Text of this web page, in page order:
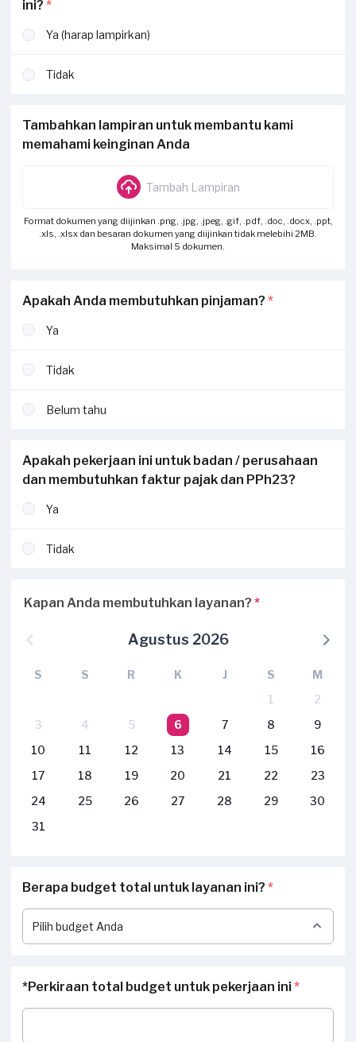
ini? *
Ya (harap lampirkan)
Tidak
Tambahkan lampiran untuk membantu kami
memahami keinginan Anda
Tambah Lampiran
Format dokumen yang diijinkan .png, .jpg, .jpeg, .gif, .pdf, .doc, .docx, .ppt,
.xls, .xlsx dan besaran dokumen yang diijinkan tidak melebihi 2MB.
Maksimal 5 dokumen.
Apakah Anda membutuhkan pinjaman? *
Ya
Tidak
Belum tahu
Apakah pekerjaan ini untuk badan / perusahaan
dan membutuhkan faktur pajak dan PPh23?
Ya
Tidak
Kapan Anda membutuhkan layanan? *
Agustus 2026
S S R K J S
M
1
2
3
4 5 6 7 8
9
10
11 12 13 14 15
16
17
18 19 20 21 22
23
24
25 26 27 28 29
30
31
Berapa budget total untuk layanan ini? *
*Perkiraan total budget untuk pekerjaan ini*